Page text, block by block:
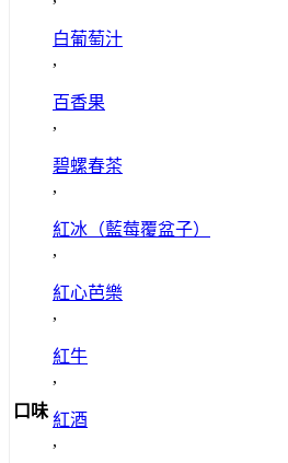
口味
白葡萄汁
,
百香果
,
碧螺春茶
,
紅冰（藍莓覆盆子）
,
紅心芭樂
,
紅牛
,
紅酒
,